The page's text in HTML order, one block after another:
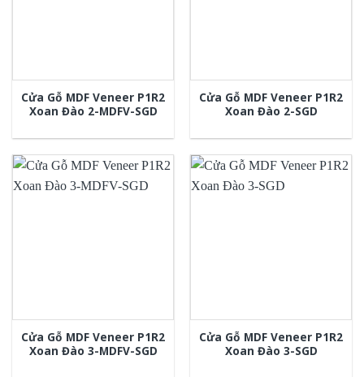
Cửa Gỗ MDF Veneer P1R2
Xoan Đào 2-MDFV-SGD
Cửa Gỗ MDF Veneer P1R2
Xoan Đào 2-SGD
Cửa Gỗ MDF Veneer P1R2
Xoan Đào 3-MDFV-SGD
Cửa Gỗ MDF Veneer P1R2
Xoan Đào 3-SGD